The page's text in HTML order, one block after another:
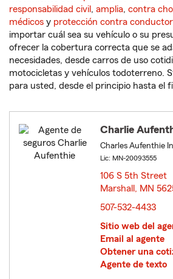
responsabilidad civil , amplia, contra
médicos y protección contra
importar cuál sea su vehículo o su
ofrecer la cobertura correcta que se
necesidades, desde carros de uso
motocicletas y vehículos todoterreno.
para usted, desde el principio hasta el
Charlie
Charles Aufenthie
Lic: MN-20093555
106 S 5th Street
Marshall, MN
507-532-4433
Sitio web del
Email al agente
Obtener una
Agente de texto